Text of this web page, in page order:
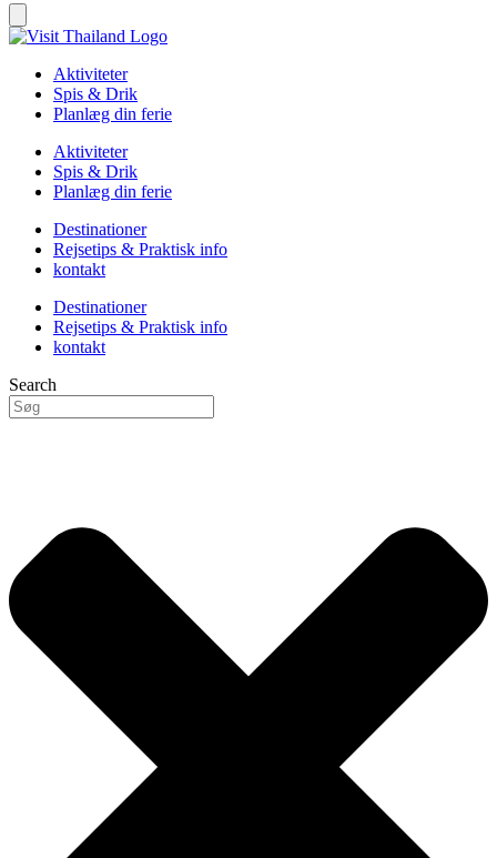
Aktiviteter
Spis & Drik
Planlæg din ferie
Aktiviteter
Spis & Drik
Planlæg din ferie
Destinationer
Rejsetips & Praktisk info
kontakt
Destinationer
Rejsetips & Praktisk info
kontakt
Search